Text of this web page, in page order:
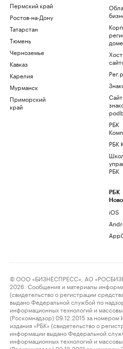
Пермский край
Ростов-на-Дону
Татарстан
Тюмень
Черноземье
Кавказ
Карелия
Мурманск
Приморский
край
Сайт
РБК
РБК
РБК
РБК
iOS
© ООО «БИЗНЕСПРЕСС», АО
2026. Сообщения и материалы
(свидетельство о регистрации
выдано Федеральной службой по
информационных технологий и
(Роскомнадзор) 09.12.2015 за
издания «РБК» (свидетельство о
информации выдано Федеральной
информационных технологий и